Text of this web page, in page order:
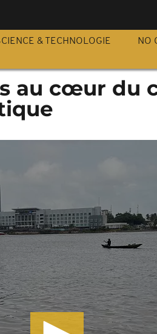
& TECHNOLOGIE NO
au cœur du